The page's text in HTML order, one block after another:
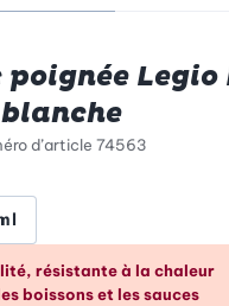
Legio
d’article 74563
en un coup
résistante à la chaleur
boissons et les sauces